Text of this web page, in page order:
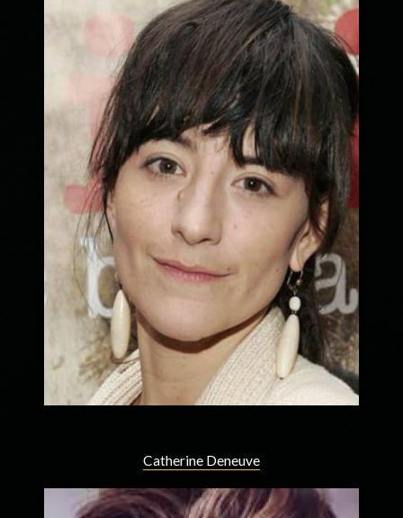
Catherine Deneuve